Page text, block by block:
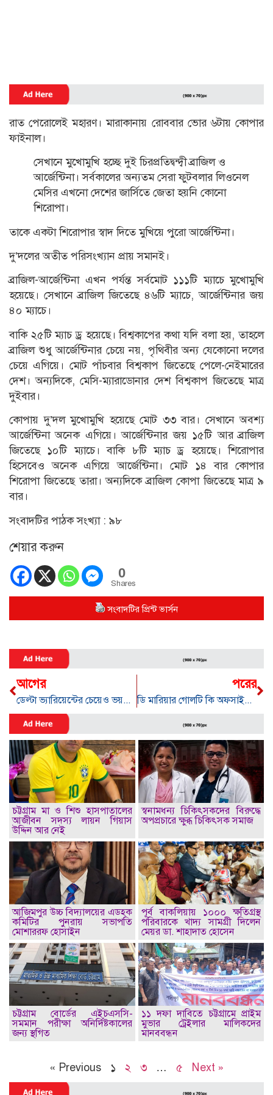
রাত পেরোলেই মহারণ। মারাকানায় রোববার ভোর ৬টায় কোপার
ফাইনাল।
সেখানে মুখোমুখি হচ্ছে দুই চিরপ্রতিদ্বন্দ্বী ব্রাজিল ও
আর্জেন্টিনা। সর্বকালের অন্যতম সেরা ফুটবলার লিওনেল
মেসির এখনো দেশের জার্সিতে জেতা হয়নি কোনো
শিরোপা।
তাকে একটা শিরোপার স্বাদ দিতে মুখিয়ে পুরো আর্জেন্টিনা।
দু’দলের অতীত পরিসংখ্যান প্রায় সমানই।
ব্রাজিল-আর্জেন্টিনা এখন পর্যন্ত সর্বমোট ১১১টি ম্যাচে মুখোমুখি
হয়েছে। সেখানে ব্রাজিল জিতেছে ৪৬টি ম্যাচে, আর্জেন্টিনার জয়
৪০ ম্যাচে।
বাকি ২৫টি ম্যাচ ড্র হয়েছে। বিশ্বকাপের কথা যদি বলা হয়, তাহলে
ব্রাজিল শুধু আর্জেন্টিনার চেয়ে নয়, পৃথিবীর অন্য যেকোনো দলের
চেয়ে এগিয়ে। মোট পাঁচবার বিশ্বকাপ জিতেছে পেলে-নেইমারের
দেশ। অন্যদিকে, মেসি-ম্যারাডোনার দেশ বিশ্বকাপ জিতেছে মাত্র
দুইবার।
কোপায় দু’দল মুখোমুখি হয়েছে মোট ৩৩ বার। সেখানে অবশ্য
আর্জেন্টিনা অনেক এগিয়ে। আর্জেন্টিনার জয় ১৫টি আর ব্রাজিল
জিতেছে ১০টি ম্যাচে। বাকি ৮টি ম্যাচ ড্র হয়েছে। শিরোপার
হিসেবেও অনেক এগিয়ে আর্জেন্টিনা। মোট ১৪ বার কোপার
শিরোপা জিতেছে তারা। অন্যদিকে ব্রাজিল কোপা জিতেছে মাত্র ৯
বার।
সংবাদটির পাঠক সংখ্যা : ৯৮
শেয়ার করুন
0
Shares
সংবাদটির প্রিন্ট ভার্সন
আগের
ডেল্টা ভ্যারিয়েন্টের চেয়েও ভয়ঙ্কর ল্যামডা স্ট্রেইন,৩০ দেশে ল্যামডা স্ট্রেইন শনাক্ত
পরের
ডি মারিয়ার গোলটি কি অফসাইড ? কেন অফসাইড ছিলনা
চট্টগ্রাম মা ও শিশু হাসপাতালের
আজীবন সদস্য লায়ন গিয়াস
উদ্দিন আর নেই
স্বনামধন্য চিকিৎসকদের বিরুদ্ধে
অপপ্রচারে ক্ষুব্ধ চিকিৎসক সমাজ
আজিমপুর উচ্চ বিদ্যালয়ের এডহক
কমিটির পুনরায় সভাপতি
মোশাররফ হোসাইন
পূর্ব বাকলিয়ায় ১০০০ ক্ষতিগ্রস্থ
পরিবারকে খাদ্য সামগ্রী দিলেন
মেয়র ডা. শাহাদাত হোসেন
চট্টগ্রাম বোর্ডের এইচএসসি-
সমমান পরীক্ষা অনির্দিষ্টকালের
জন্য স্থগিত
১১ দফা দাবিতে চট্টগ্রামে প্রাইম
মুভার ট্রেইলার মালিকদের
মানববন্ধন
« Previous ১ ২ ৩ … ৫ Next »